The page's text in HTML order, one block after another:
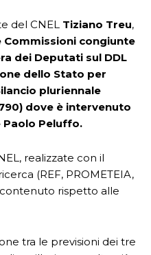
del CNEL Tiziano Treu,
Commissioni congiunte
dei Deputati sul DDL
dello Stato per
pluriennale
dove è intervenuto
Paolo Peluffo.
realizzate con il
(REF, PROMETEIA,
contenuto rispetto alle
tra le previsioni dei tre